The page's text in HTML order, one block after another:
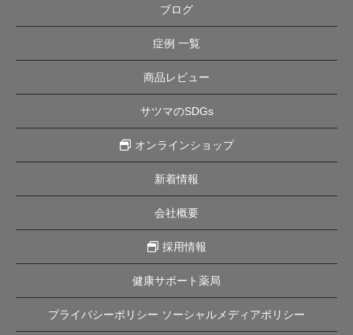
ブログ
症例 一覧
商品レビュー
サツマのSDGs
オンラインショップ
新着情報
会社概要
採用情報
健康サポート薬局
プライバシーポリシー ソーシャルメディアポリシー